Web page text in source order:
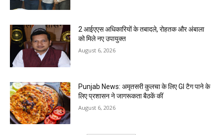
2 आईएएस अधिकारियों के तबादले, रोहतक और अंबाला
को मिले नए उपायुक्त
August 6, 2026
Punjab News: अमृतसरी कुलचा के लिए GI टैग पाने के
लिए प्रशासन ने जागरूकता बैठकें कीं
August 6, 2026